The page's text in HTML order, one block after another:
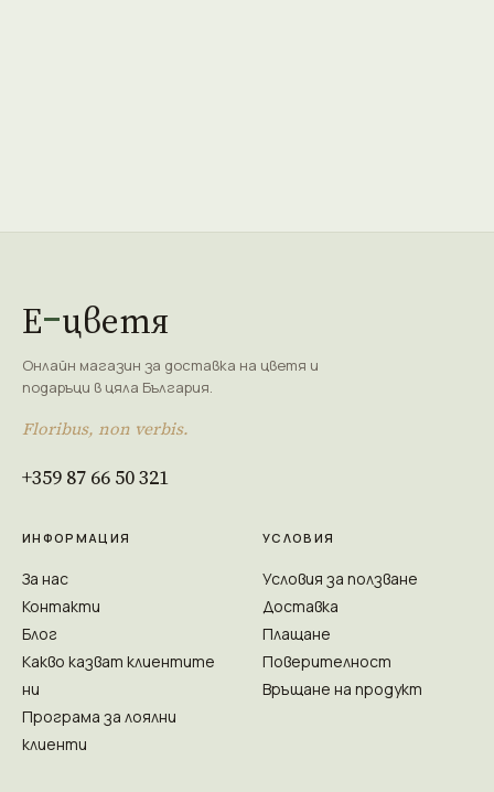
Е цветя
Онлайн магазин за доставка на цветя и
подаръци в цяла България.
Floribus, non verbis.
+359 87 66 50 321
ИНФОРМАЦИЯ
За нас
Контакти
Блог
Какво казват клиентите
ни
Програма за лоялни
клиенти
УСЛОВИЯ
Условия за ползване
Доставка
Плащане
Поверителност
Връщане на продукт